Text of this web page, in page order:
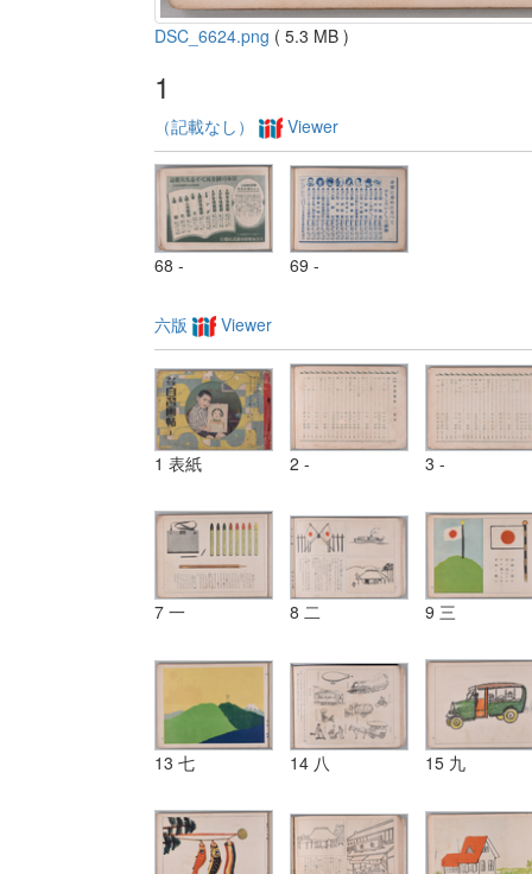
DSC_6624.png ( 5.3 MB )
1
（記載なし） Viewer
68 - 69 -
六版 Viewer
1 表紙 2 - 3 -
7 一 8 二 9 三
13 七 14 八 15 九